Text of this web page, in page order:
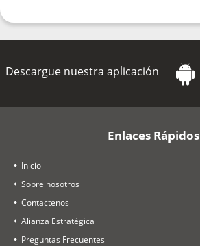
Descargue nuestra aplicación
Enlaces Rápidos
Inicio
Sobre nosotros
Contactenos
Alianza Estratégica
Preguntas Frecuentes